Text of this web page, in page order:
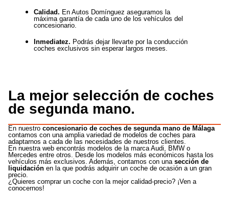
Calidad. En Autos Domínguez aseguramos la
máxima garantía de cada uno de los vehículos del
concesionario.
Inmediatez. Podrás dejar llevarte por la conducción
coches exclusivos sin esperar largos meses.
La mejor selección de coches
de segunda mano.
En nuestro concesionario de coches de segunda mano de Málaga
contamos con una amplia variedad de modelos de coches para
adaptarnos a cada de las necesidades de nuestros clientes.
En nuestra web encontrás modelos de la marca Audi, BMW o
Mercedes entre otros. Desde los modelos más económicos hasta los
vehículos más exclusivos. Además, contamos con unasección de
liquidación en la que podrás adquirir un coche de ocasión a un gran
precio.
¿Quieres comprar un coche con la mejor calidad-precio? ¡Ven a
conocernos!